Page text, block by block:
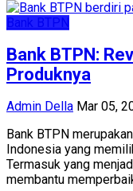
Bank BTPN
Bank BTPN:
Produknya
Admin Della Mar 05,
Bank BTPN
Indonesia yang
Termasuk yang
membantu